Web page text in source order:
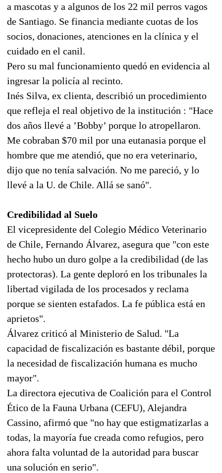
a mascotas y a algunos de los 22 mil perros vagos
de Santiago. Se financia mediante cuotas de los
socios, donaciones, atenciones en la clínica y el
cuidado en el canil.
Pero su mal funcionamiento quedó en evidencia al
ingresar la policía al recinto.
Inés Silva, ex clienta, describió un procedimiento
que refleja el real objetivo de la institución : "Hace
dos años llevé a ’Bobby’ porque lo atropellaron.
Me cobraban $70 mil por una eutanasia porque el
hombre que me atendió, que no era veterinario,
dijo que no tenía salvación. No me pareció, y lo
llevé a la U. de Chile. Allá se sanó".
Credibilidad al Suelo
El vicepresidente del Colegio Médico Veterinario
de Chile, Fernando Álvarez, asegura que "con este
hecho hubo un duro golpe a la credibilidad (de las
protectoras). La gente deploró en los tribunales la
libertad vigilada de los procesados y reclama
porque se sienten estafados. La fe pública está en
aprietos".
Álvarez criticó al Ministerio de Salud. "La
capacidad de fiscalización es bastante débil, porque
la necesidad de fiscalización humana es mucho
mayor".
La directora ejecutiva de Coalición para el Control
Ético de la Fauna Urbana (CEFU), Alejandra
Cassino, afirmó que "no hay que estigmatizarlas a
todas, la mayoría fue creada como refugios, pero
ahora falta voluntad de la autoridad para buscar
una solución en serio".